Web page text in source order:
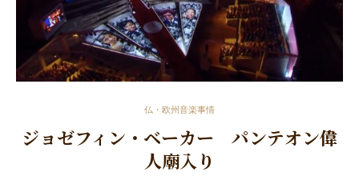
仏・欧州音楽事情
ジョゼフィン・ベーカー パンテオン偉
人廟入り